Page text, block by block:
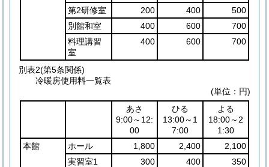
第2研修室
200 400
500
別館和室
400 600
700
料理講習
室
400 600 700
別表2(第5条関係)
冷暖房使用料一覧表
(単位：円)
あさ
9:00～12:
00
ひる
13:00～1
7:00
よる
18:00～2
1:30
本館
ホール 1,800 2,400
2,100
実習室1
300 400
350